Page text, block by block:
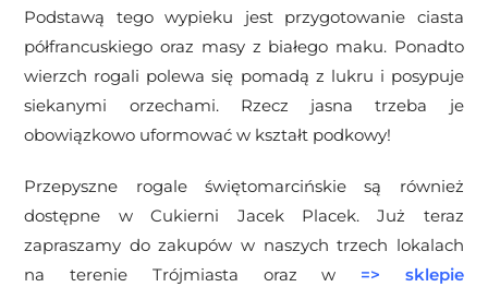
Podstawą tego wypieku jest przygotowanie ciasta
półfrancuskiego oraz masy z białego maku. Ponadto
wierzch rogali polewa się pomadą z lukru i posypuje
siekanymi orzechami. Rzecz jasna trzeba je
obowiązkowo uformować w kształt podkowy!
Przepyszne rogale świętomarcińskie są również
dostępne w Cukierni Jacek Placek. Już teraz
zapraszamy do zakupów w naszych trzech lokalach
na terenie Trójmiasta oraz w => sklepie